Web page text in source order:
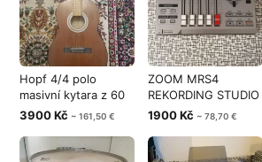
Hopf 4/4 polo
masivní kytara z 60
let Nemecko
3900 Kč ~ 161,50 €
ZOOM MRS4
REKORDING STUDIO
JAPONSKO
1900 Kč ~ 78,70 €